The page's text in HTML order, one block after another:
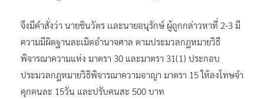
จึงมีคำสั่งว่า นายชินวัตร เเละนายอนุรักษ์ ผู้ถูกกล่าวหาที่ 2-3 มี
ความมีผิดฐานละเมิดอำนาจศาล ตามประมวลกฎหมายวิธี
พิจารณาความแห่ง มาตรา 30 และมาตรา 31(1) ประกอบ
ประมวลกฎหมายวิธิพิจารณาความอาญา มาตรา 15 ให้ลงโทษจำ
คุกคนละ 15วัน และปรับคนสะ 500 บาท